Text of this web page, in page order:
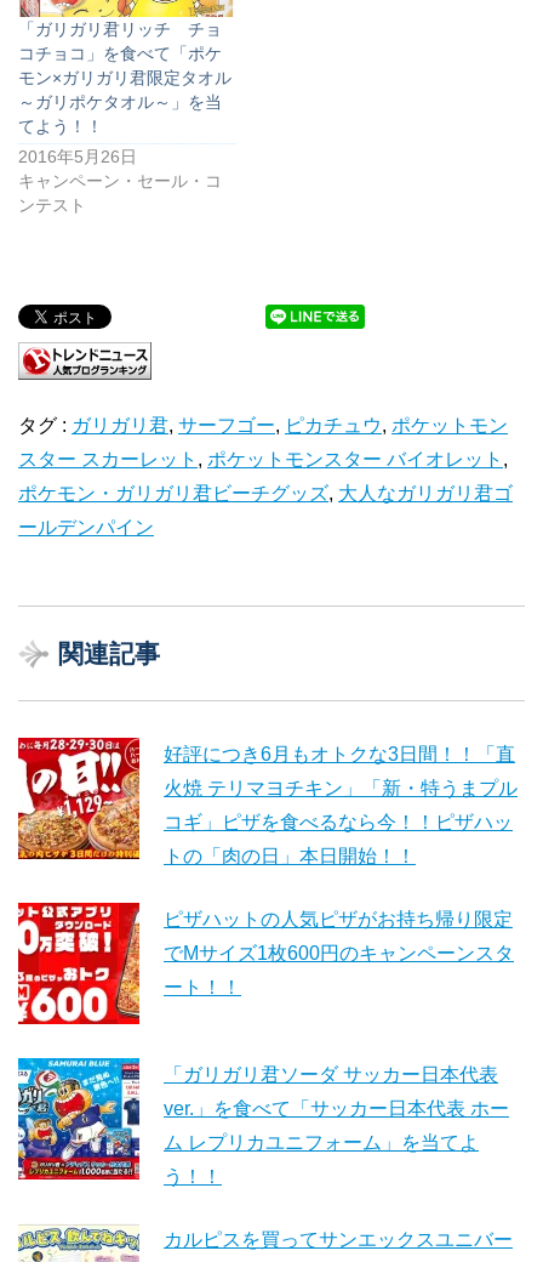
「ガリガリ君リッチ チョ
コチョコ」を食べて「ポケ
モン×ガリガリ君限定タオル
～ガリポケタオル～」を当
てよう！！
2016年5月26日
キャンペーン・セール・コ
ンテスト
タグ : ガリガリ君, サーフゴー, ピカチュウ, ポケットモン
スター スカーレット , ポケットモンスター バイオレット ,
ポケモン・ガリガリ君ビーチグッズ, 大人なガリガリ君ゴ
ールデンパイン
関連記事
好評につき6月もオトクな3日間！！「直
火焼 テリマヨチキン」「新・特うまプル
コギ」ピザを食べるなら今！！ピザハッ
トの「肉の日」本日開始！！
ピザハットの人気ピザがお持ち帰り限定
でMサイズ1枚600円のキャンペーンスタ
ート！！
「ガリガリ君ソーダ サッカー日本代表
ver.」を食べて「サッカー日本代表 ホー
ム レプリカユニフォーム」を当てよ
う！！
カルピスを買ってサンエックスユニバー